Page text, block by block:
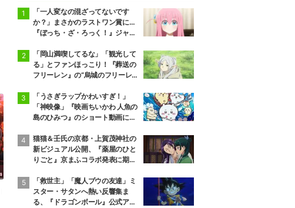
「一人変なの混ざってないです
か？」まさかのラストワン賞に…
『ぼっち・ざ・ろっく！』ジャー
「岡山満喫してるな」「観光して
る」とファンほっこり！『葬送の
フリーレン』の“烏城のフリーレ
「うさぎラップかわいすぎ！」
「神映像」『映画ちいかわ 人魚の
島のひみつ』のショート動画に
響
猫猫＆壬氏の京都・上賀茂神社の
新ビジュアル公開、『薬屋のひと
りごと』京まふコラボ発表に期待
「救世主」「魔人ブウの友達」ミ
スター・サタンへ熱い反響集ま
る、『ドラゴンボール』公式アカ